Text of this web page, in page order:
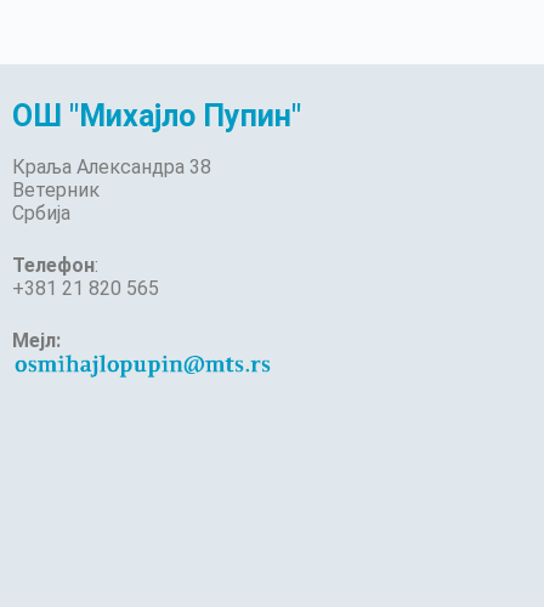
ОШ "Михајло Пупин"
Краља Александра 38
Ветерник
Србија
Телефон:
+381 21 820 565
Мејл: